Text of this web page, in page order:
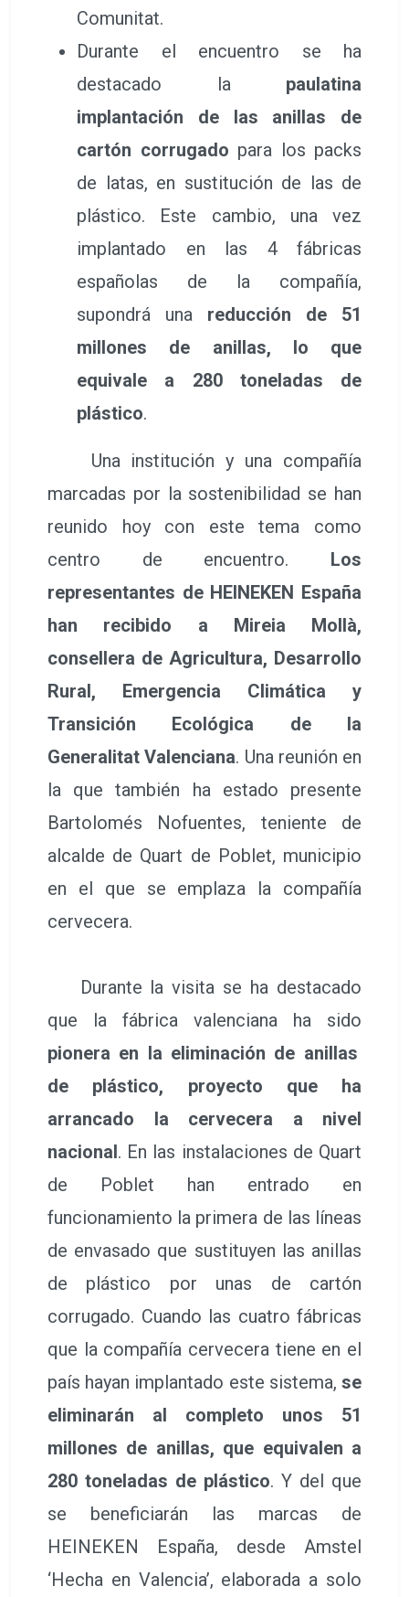
Comunitat.
Durante el encuentro se ha
destacado la paulatina
implantación de las anillas de
cartón corrugado para los packs
de latas, en sustitución de las de
plástico. Este cambio, una vez
implantado en las 4 fábricas
españolas de la compañía,
supondrá una reducción de 51
millones de anillas, lo que
equivale a 280 toneladas de
plástico.
Una institución y una compañía
marcadas por la sostenibilidad se han
reunido hoy con este tema como
centro de encuentro. Los
representantes de HEINEKEN España
han recibido a Mireia Mollà,
consellera de Agricultura, Desarrollo
Rural, Emergencia Climática y
Transición Ecológica de la
Generalitat Valenciana. Una reunión en
la que también ha estado presente
Bartolomés Nofuentes, teniente de
alcalde de Quart de Poblet, municipio
en el que se emplaza la compañía
cervecera.
Durante la visita se ha destacado
que la fábrica valenciana ha sido
pionera en la eliminación de anillas
de plástico, proyecto que ha
arrancado la cervecera a nivel
nacional. En las instalaciones de Quart
de Poblet han entrado en
funcionamiento la primera de las líneas
de envasado que sustituyen las anillas
de plástico por unas de cartón
corrugado. Cuando las cuatro fábricas
que la compañía cervecera tiene en el
país hayan implantado este sistema, se
eliminarán al completo unos 51
millones de anillas, que equivalen a
280 toneladas de plástico. Y del que
se beneficiarán las marcas de
HEINEKEN España, desde Amstel
‘Hecha en Valencia’, elaborada a solo